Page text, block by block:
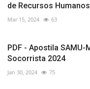
de Recursos
Mar 15, 2024 63
PDF - Apostila SAMU-
Socorrista 2024
Jan 30, 2024 75